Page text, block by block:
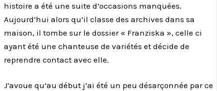
histoire a été une suite d’occasions manquées.
Aujourd’hui alors qu’il classe des archives dans sa
maison, il tombe sur le dossier « Franziska », celle ci
ayant été une chanteuse de variétés et décide de
reprendre contact avec elle.
J’avoue qu’au début j’ai été un peu désarçonnée par ce